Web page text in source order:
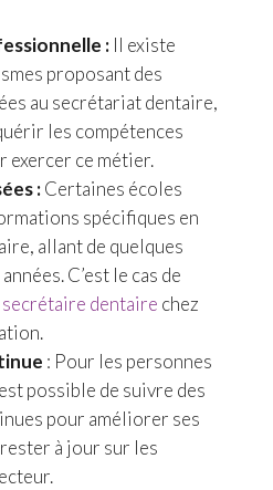
:Il existe
proposant des
au secrétariat dentaire,
les compétences
exercer ce métier.
:Certaines écoles
spécifiques en
allant de quelques
C’est le cas de
dentaire chez
: Pour les personnes
possible de suivre des
pour améliorer ses
à jour sur les